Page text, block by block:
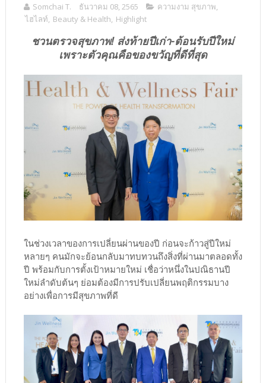
Somchai T. ธันวาคม 08, 2565 ความงาม สุขภาพ,
ไฮไลท์, Beauty & Health, Highlight
ชวนตรวจสุขภาพ! ส่งท้ายปีเก่า-ต้อนรับปีใหม่
เพราะตัวคุณคือของขวัญที่ดีที่สุด
ในช่วงเวลาของการเปลี่ยนผ่านของปี ก่อนจะก้าวสู่ปีใหม่
หลายๆ คนมักจะย้อนกลับมาทบทวนถึงสิ่งที่ผ่านมาตลอดทั้ง
ปี พร้อมกับการตั้งเป้าหมายใหม่ เชื่อว่าหนึ่งในปณิธานปี
ใหม่ลำดับต้นๆ ย่อมต้องมีการปรับเปลี่ยนพฤติกรรมบาง
อย่างเพื่อการมีสุขภาพที่ดี